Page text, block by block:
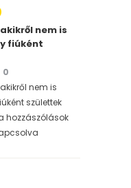
nem is
fiúként
0
nem is
születtek
hozzászólások